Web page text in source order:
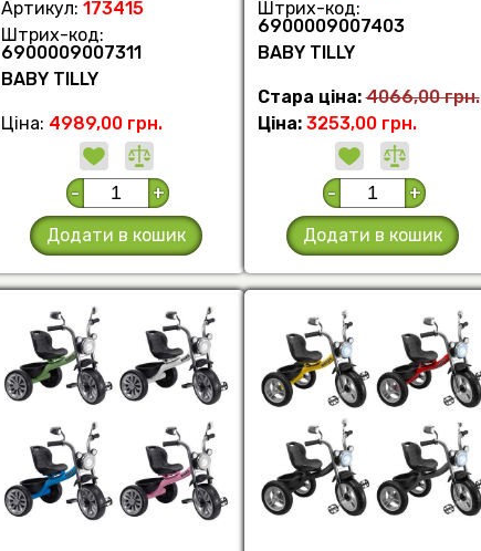
Артикул: 173415
Штрих-код:
6900009007311
BABY TILLY
Ціна: 4989,00 грн.
- +
Додати в кошик
Штрих-код:
6900009007403
BABY TILLY
Стара ціна:4066,00 грн.
Ціна: 3253,00 грн.
- +
Додати в кошик